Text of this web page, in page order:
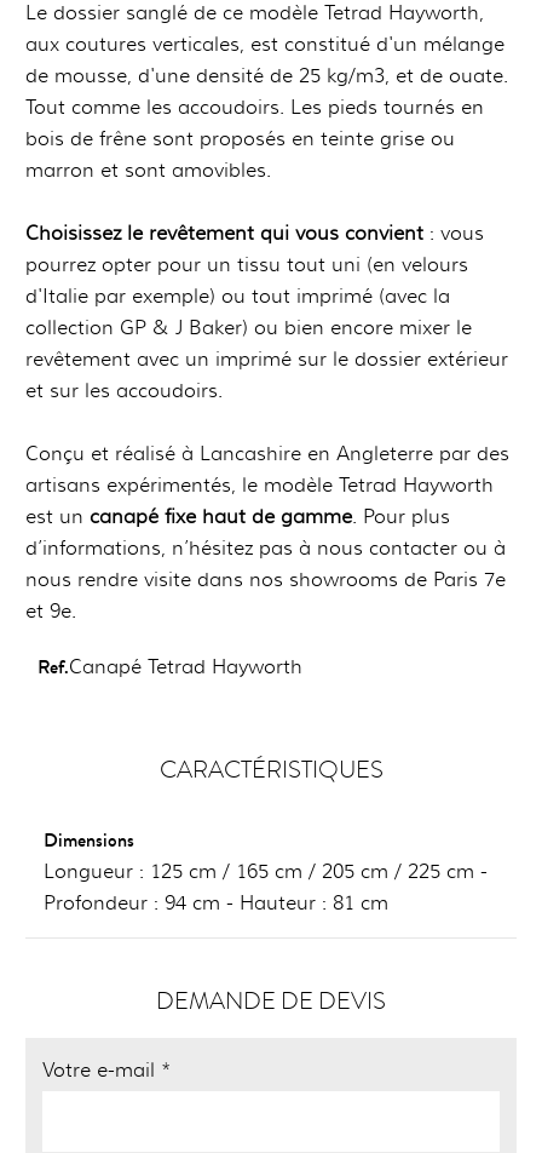
Le dossier sanglé de ce modèle Tetrad Hayworth,
aux coutures verticales, est constitué d'un mélange
de mousse, d'une densité de 25 kg/m3, et de ouate.
Tout comme les accoudoirs. Les pieds tournés en
bois de frêne sont proposés en teinte grise ou
marron et sont amovibles.
Choisissez le revêtement qui vous convient : vous
pourrez opter pour un tissu tout uni (en velours
d'Italie par exemple) ou tout imprimé (avec la
collection GP & J Baker) ou bien encore mixer le
revêtement avec un imprimé sur le dossier extérieur
et sur les accoudoirs.
Conçu et réalisé à Lancashire en Angleterre par des
artisans expérimentés, le modèle Tetrad Hayworth
est un canapé fixe haut de gamme. Pour plus
d’informations, n’hésitez pas à nous contacter ou à
nous rendre visite dans nos showrooms de Paris 7e
et 9e.
Ref.Canapé Tetrad Hayworth
CARACTÉRISTIQUES
Dimensions
Longueur : 125 cm / 165 cm / 205 cm / 225 cm -
Profondeur : 94 cm - Hauteur : 81 cm
DEMANDE DE DEVIS
Votre e-mail *